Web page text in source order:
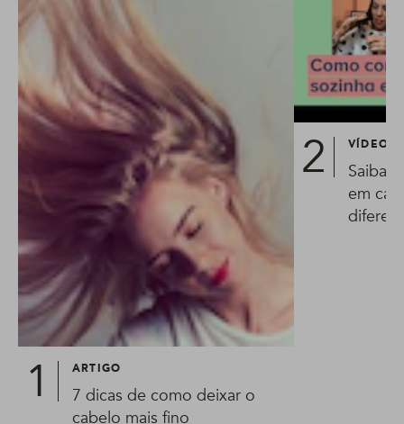
ARTIGO
7 dicas de como deixar o
cabelo mais fino
VÍDEO
Saiba
em